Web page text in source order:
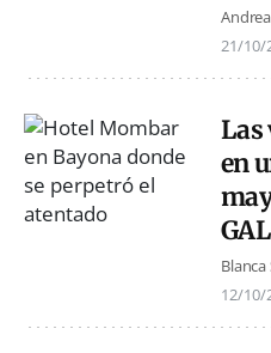
21/10/
Las
en
GAL
12/10/